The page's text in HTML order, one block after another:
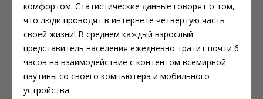
комфортом. Статистические данные говорят о том,
что люди проводят в интернете четвертую часть
своей жизни! В среднем каждый взрослый
представитель населения ежедневно тратит почти 6
часов на взаимодействие с контентом всемирной
паутины со своего компьютера и мобильного
устройства.